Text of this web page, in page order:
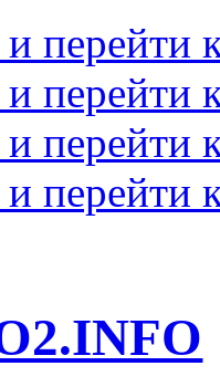
перейти
перейти
перейти
перейти